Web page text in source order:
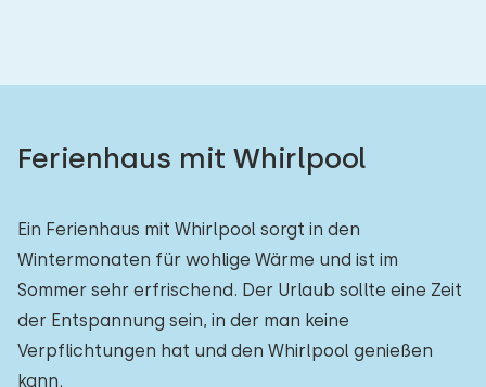
Ferienhaus mit Whirlpool
Ein Ferienhaus mit Whirlpool sorgt in den
Wintermonaten für wohlige Wärme und ist im
Sommer sehr erfrischend. Der Urlaub sollte eine Zeit
der Entspannung sein, in der man keine
Verpflichtungen hat und den Whirlpool genießen
kann.